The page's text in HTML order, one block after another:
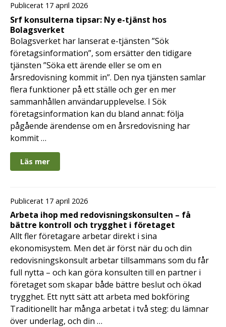
Publicerat 17 april 2026
Srf konsulterna tipsar: Ny e-tjänst hos
Bolagsverket
Bolagsverket har lanserat e-tjänsten ”Sök
företagsinformation”, som ersätter den tidigare
tjänsten ”Söka ett ärende eller se om en
årsredovisning kommit in”. Den nya tjänsten samlar
flera funktioner på ett ställe och ger en mer
sammanhållen användarupplevelse. I Sök
företagsinformation kan du bland annat: följa
pågående ärendense om en årsredovisning har
kommit …
Läs mer
Publicerat 17 april 2026
Arbeta ihop med redovisningskonsulten – få
bättre kontroll och trygghet i företaget
Allt fler företagare arbetar direkt i sina
ekonomisystem. Men det är först när du och din
redovisningskonsult arbetar tillsammans som du får
full nytta – och kan göra konsulten till en partner i
företaget som skapar både bättre beslut och ökad
trygghet. Ett nytt sätt att arbeta med bokföring
Traditionellt har många arbetat i två steg: du lämnar
över underlag, och din …